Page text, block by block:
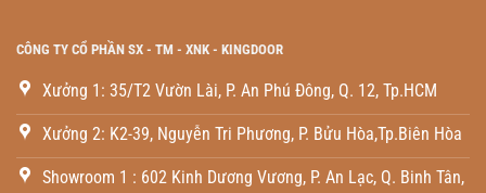
CÔNG TY CỔ PHẦN SX - TM - XNK - KINGDOOR
Xưởng 1: 35/T2 Vườn Lài, P. An Phú Đông, Q. 12, Tp.HCM
Xưởng 2: K2-39, Nguyễn Tri Phương, P. Bửu Hòa,Tp.Biên Hòa
Showroom 1 : 602 Kinh Dương Vương, P. An Lạc, Q. Binh Tân,